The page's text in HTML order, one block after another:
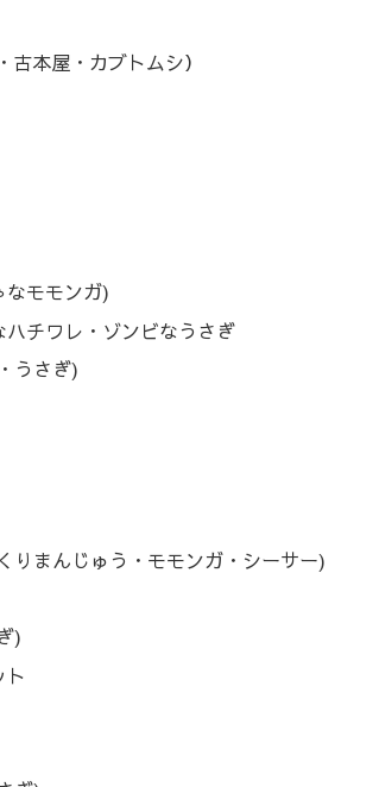
本屋・カブトムシ）
なモモンガ)
チワレ・ゾンビなうさぎ
うさぎ)
りまんじゅう・モモンガ・シーサー)
)
ト